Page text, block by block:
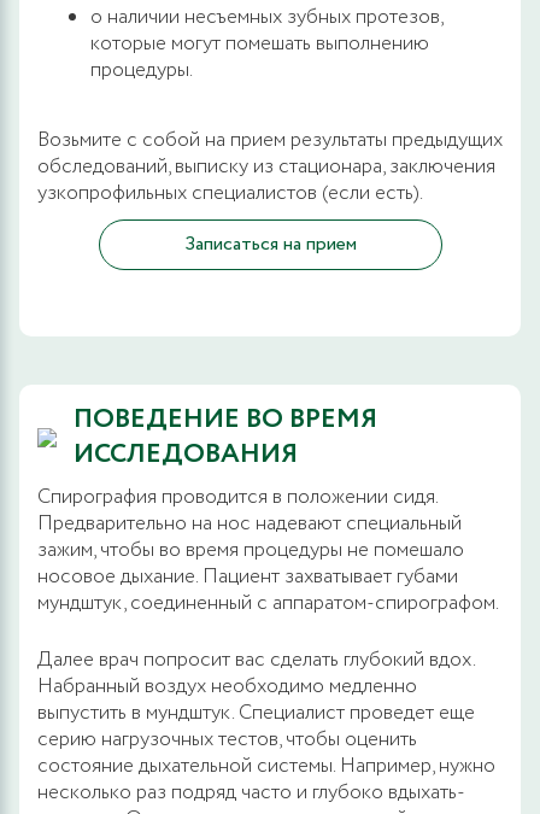
о наличии несъемных зубных протезов,
которые могут помешать выполнению
процедуры.
Возьмите с собой на прием результаты предыдущих
обследований, выписку из стационара, заключения
узкопрофильных специалистов (если есть).
Записаться на прием
ПОВЕДЕНИЕ ВО ВРЕМЯ
ИССЛЕДОВАНИЯ
Спирография проводится в положении сидя.
Предварительно на нос надевают специальный
зажим, чтобы во время процедуры не помешало
носовое дыхание. Пациент захватывает губами
мундштук, соединенный с аппаратом-спирографом.
Далее врач попросит вас сделать глубокий вдох.
Набранный воздух необходимо медленно
выпустить в мундштук. Специалист проведет еще
серию нагрузочных тестов, чтобы оценить
состояние дыхательной системы. Например, нужно
несколько раз подряд часто и глубоко вдыхать-